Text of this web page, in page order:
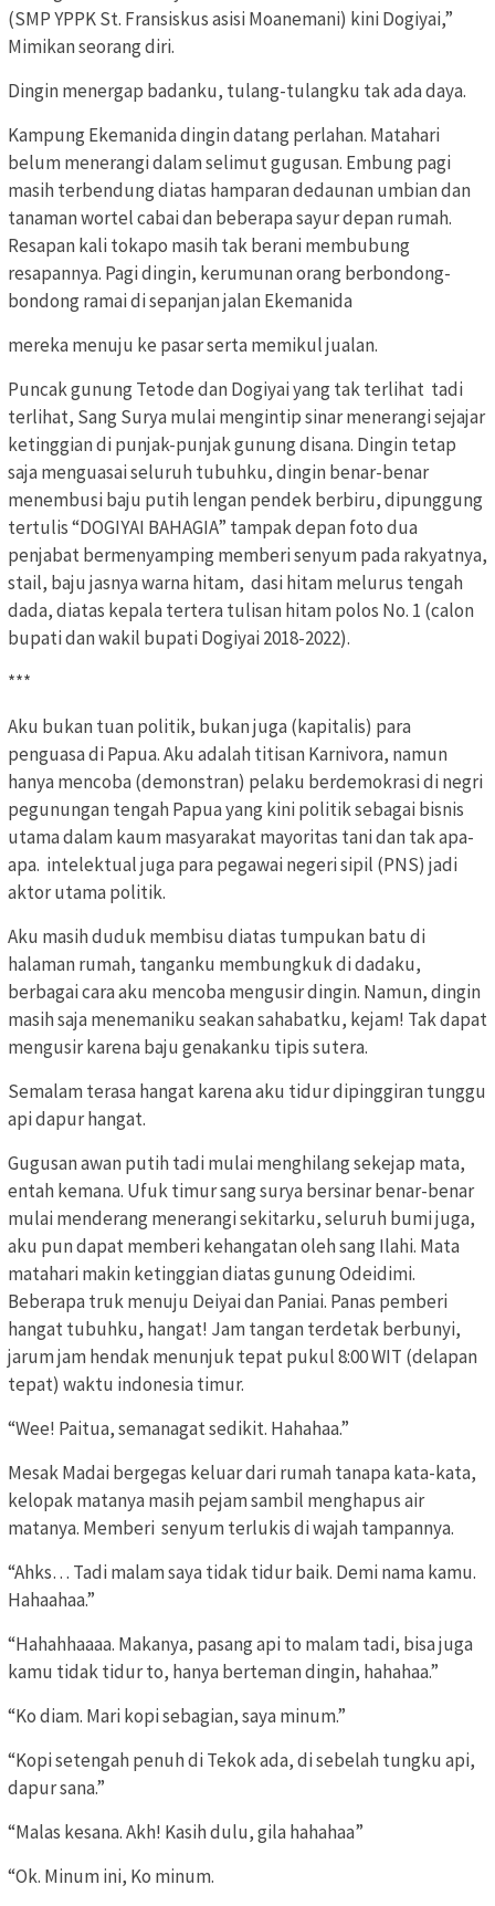
(SMP YPPK St. Fransiskus asisi Moanemani) kini Dogiyai,”
Mimikan seorang diri.
Dingin menergap badanku, tulang-tulangku tak ada daya.
Kampung Ekemanida dingin datang perlahan. Matahari
belum menerangi dalam selimut gugusan. Embung pagi
masih terbendung diatas hamparan dedaunan umbian dan
tanaman wortel cabai dan beberapa sayur depan rumah.
Resapan kali tokapo masih tak berani membubung
resapannya. Pagi dingin, kerumunan orang berbondong-
bondong ramai di sepanjan jalan Ekemanida
mereka menuju ke pasar serta memikul jualan.
Puncak gunung Tetode dan Dogiyai yang tak terlihat tadi
terlihat, Sang Surya mulai mengintip sinar menerangi sejajar
ketinggian di punjak-punjak gunung disana. Dingin tetap
saja menguasai seluruh tubuhku, dingin benar-benar
menembusi baju putih lengan pendek berbiru, dipunggung
tertulis “DOGIYAI BAHAGIA” tampak depan foto dua
penjabat bermenyamping memberi senyum pada rakyatnya,
stail, baju jasnya warna hitam, dasi hitam melurus tengah
dada, diatas kepala tertera tulisan hitam polos No. 1 (calon
bupati dan wakil bupati Dogiyai 2018-2022).
***
Aku bukan tuan politik, bukan juga (kapitalis) para
penguasa di Papua. Aku adalah titisan Karnivora, namun
hanya mencoba (demonstran) pelaku berdemokrasi di negri
pegunungan tengah Papua yang kini politik sebagai bisnis
utama dalam kaum masyarakat mayoritas tani dan tak apa-
apa. intelektual juga para pegawai negeri sipil (PNS) jadi
aktor utama politik.
Aku masih duduk membisu diatas tumpukan batu di
halaman rumah, tanganku membungkuk di dadaku,
berbagai cara aku mencoba mengusir dingin. Namun, dingin
masih saja menemaniku seakan sahabatku, kejam! Tak dapat
mengusir karena baju genakanku tipis sutera.
Semalam terasa hangat karena aku tidur dipinggiran tunggu
api dapur hangat.
Gugusan awan putih tadi mulai menghilang sekejap mata,
entah kemana. Ufuk timur sang surya bersinar benar-benar
mulai menderang menerangi sekitarku, seluruh bumi juga,
aku pun dapat memberi kehangatan oleh sang Ilahi. Mata
matahari makin ketinggian diatas gunung Odeidimi.
Beberapa truk menuju Deiyai dan Paniai. Panas pemberi
hangat tubuhku, hangat! Jam tangan terdetak berbunyi,
jarum jam hendak menunjuk tepat pukul 8:00 WIT (delapan
tepat) waktu indonesia timur.
“Wee! Paitua, semanagat sedikit. Hahahaa.”
Mesak Madai bergegas keluar dari rumah tanapa kata-kata,
kelopak matanya masih pejam sambil menghapus air
matanya. Memberi senyum terlukis di wajah tampannya.
“Ahks… Tadi malam saya tidak tidur baik. Demi nama kamu.
Hahaahaa.”
“Hahahhaaaa. Makanya, pasang api to malam tadi, bisa juga
kamu tidak tidur to, hanya berteman dingin, hahahaa.”
“Ko diam. Mari kopi sebagian, saya minum.”
“Kopi setengah penuh di Tekok ada, di sebelah tungku api,
dapur sana.”
“Malas kesana. Akh! Kasih dulu, gila hahahaa”
“Ok. Minum ini, Ko minum.